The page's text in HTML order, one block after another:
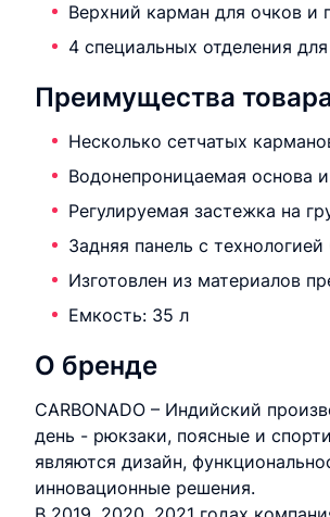
Верхний карман для очков и
4 специальных отделения
Преимущества
Несколько сетчатых
Водонепроницаемая основа
Регулируемая застежка на
Задняя панель с
Изготовлен из материалов
Емкость: 35 л
О бренде
CARBONADO – Индийский
день - рюкзаки, поясные и
являются дизайн,
инновационные решения.